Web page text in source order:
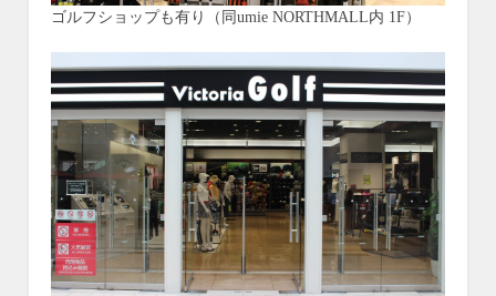
ゴルフショップも有り（同umie NORTHMALL内 1F）